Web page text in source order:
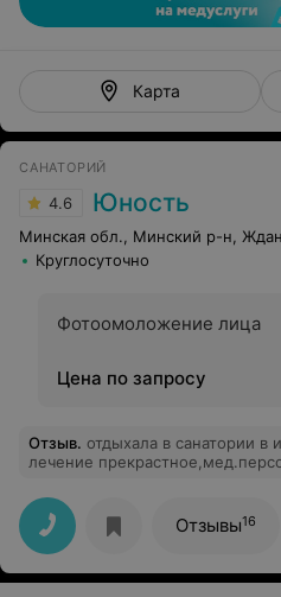
Карта
САНАТОРИЙ
4.6 Юность
Круглосуточно
Фотоомоложение лица
Цена по запросу
Отзыв. отдыхала в санатории в
лечение
замечательные.Все
бассейн, удивительно
порядок.Отличное
этои году планирую отдыхнуть
санатории. Рекомендую
Отзывы16